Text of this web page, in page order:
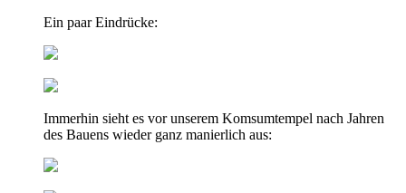
Ein paar Eindrücke:
Immerhin sieht es vor unserem Komsumtempel nach Jahren
des Bauens wieder ganz manierlich aus: